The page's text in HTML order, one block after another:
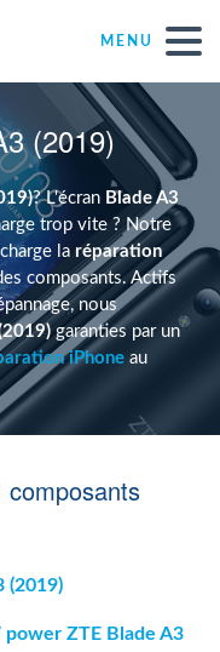
MENU
marques
(2019)
? L'écran Blade A3
trop vite ? Notre
la réparation
composants. Actifs
nous
garanties par un
iPhone au
composants
(2019)
power ZTE Blade A3